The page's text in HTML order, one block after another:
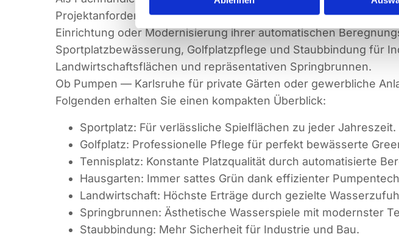
Projektanforderungen optimal zu erfüllen. Viele Interessenten
Einrichtung oder Modernisierung ihrer automatischen
Sportplatzbewässerung, Golfplatzpflege und Staubbindung für
Landwirtschaftsflächen und repräsentativen Springbrunnen.
Ob Pumpen — Karlsruhe für private Gärten oder gewerbliche
Folgenden erhalten Sie einen kompakten Überblick:
Sportplatz: Für verlässliche Spielflächen zu jeder Jahreszeit.
Golfplatz: Professionelle Pflege für perfekt bewässerte
Tennisplatz: Konstante Platzqualität durch automatisierte
Hausgarten: Immer sattes Grün dank effizienter
Landwirtschaft: Höchste Erträge durch gezielte
Springbrunnen: Ästhetische Wasserspiele mit modernster
Staubbindung: Mehr Sicherheit für Industrie und Bau.